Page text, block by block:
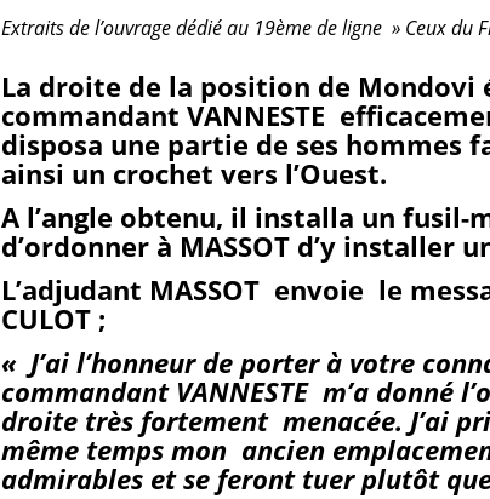
Extraits de l’ouvrage dédié au 19ème de ligne » Ceux du
La droite de la position de Mondovi
commandant VANNESTE
disposa une partie de ses hommes
ainsi un crochet vers l’Ouest.
A l’angle obtenu, il installa un
d’ordonner à MASSOT d’y installer
L’adjudant MASSOT envoie le
CULOT ;
« J’ai l’honneur de porter à votre
commandant VANNESTE m’a donné
droite très fortement menacée. J’ai
même temps mon ancien
admirables et se feront tuer plutôt